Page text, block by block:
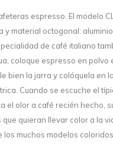
espresso. El modelo
y material octogonal:
de café italiano
coloque espresso en polvo
bien la jarra y colóquela en
Cuando se escuche el
el olor a café recién hecho,
que quieran llevar color a la
los muchos modelos